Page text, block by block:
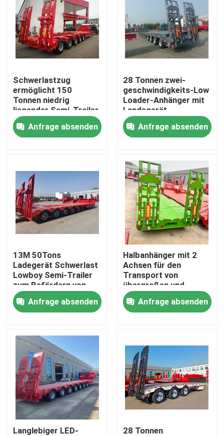
Produkte
Videos
Fabrik-Ausflug
Qualitätskontrolle
Kontakt US
Fordern Sie ein Zitat
Gebrauchte Muldenkipper
Verwendete Tipper Trucks
Schwerlastzug
ermöglicht 150
Tonnen niedrig
liegender Semi-Trailer
Q345B mit T700-
Stahl-Hauptbalken
Anfrage absenden
28 Tonnen zwei-
geschwindigkeits-Low
Loader-Anhänger mit
Landegerät
12500*3000*1750mm
Anfrage absenden
13M 50Tons
Ladegerät Schwerlast
Lowboy Semi-Trailer
zum Befördern von
Baggern Gänsehals 3
Achsen Niederbett
Anfrage absenden
Halbanhänger mit 2
Achsen für den
Transport von
übergroßen und
schweren Gütern
Anfrage absenden
Langlebiger LED-
28 Tonnen